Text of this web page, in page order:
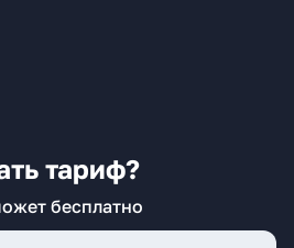
тариф?
бесплатно